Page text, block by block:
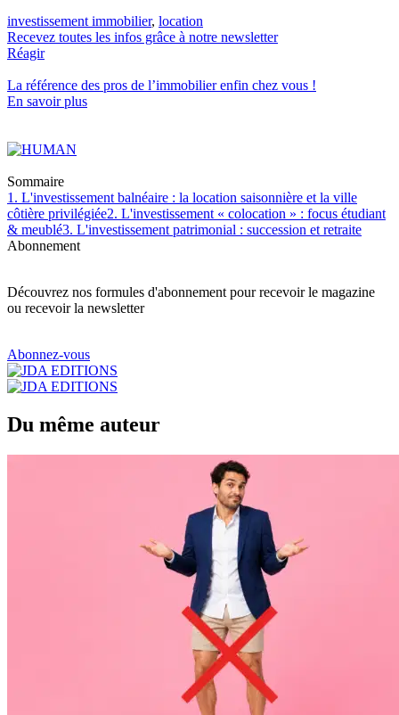
investissement immobilier, location
Recevez toutes les infos grâce à notre newsletter
Réagir
La référence des pros de l’immobilierenfin chez vous !
En savoir plus
Sommaire
1. L'investissement balnéaire : la location saisonnière et la ville
côtière privilégiée2. L'investissement « colocation » : focus étudiant
& meublé3. L'investissement patrimonial : succession et retraite
Abonnement
Découvrez nos formules d'abonnement pour recevoir le magazine
ou recevoir la newsletter
Abonnez-vous
Du même auteur